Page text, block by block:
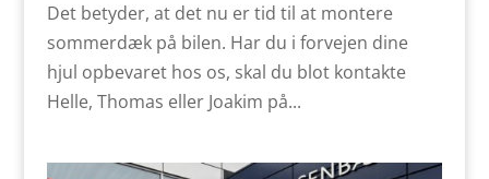
Det betyder, at det nu er tid til at montere
sommerdæk på bilen. Har du i forvejen dine
hjul opbevaret hos os, skal du blot kontakte
Helle, Thomas eller Joakim på...